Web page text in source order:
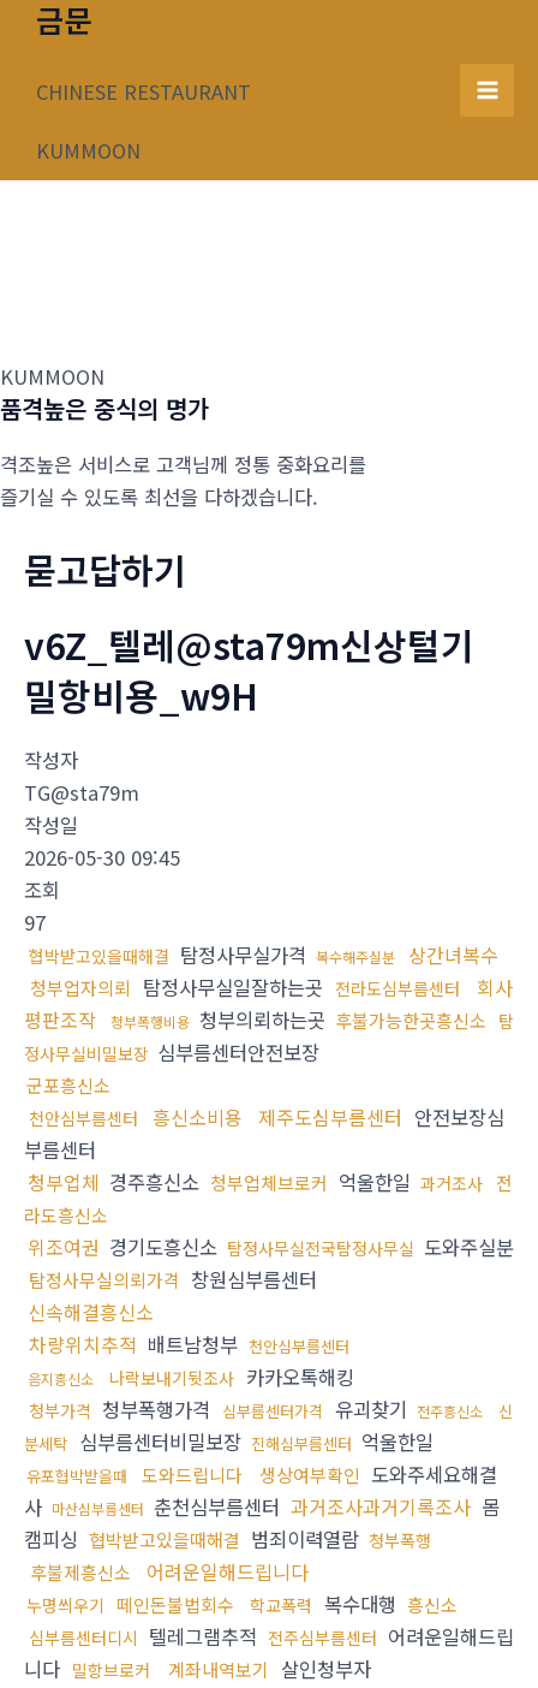
너
금문
CHINESE RESTAURANT
KUMMOON
Main
KUMMOON
품격높은 중식의 명가
격조높은 서비스로 고객님께 정통 중화요리를
즐기실 수 있도록 최선을 다하겠습니다.
묻고답하기
v6Z_텔레@sta79m신상털기
밀항비용_w9H
작성자
TG@sta79m
작성일
2026-05-30 09:45
조회
97
협박받고있을때해결 탐정사무실가격 복수해주실분 상간녀복수
청부업자의뢰 탐정사무실일잘하는곳 전라도심부름센터
회사
평판조작
청부폭행비용 청부의뢰하는곳 후불가능한곳흥신소 탐
정사무실비밀보장 심부름센터안전보장
군포흥신소
천안심부름센터 흥신소비용 제주도심부름센터 안전보장심
부름센터
청부업체 경주흥신소 청부업체브로커 억울한일 과거조사 전
라도흥신소
위조여권 경기도흥신소 탐정사무실전국탐정사무실 도와주실분
탐정사무실의뢰가격 창원심부름센터
신속해결흥신소
차량위치추적 배트남청부 천안심부름센터
음지흥신소 나락보내기뒷조사 카카오톡해킹
청부가격 청부폭행가격 심부름센터가격 유괴찾기 전주흥신소
신
분세탁 심부름센터비밀보장 진해심부름센터 억울한일
유포협박받을때 도와드립니다 생상여부확인 도와주세요해결
사 마산심부름센터 춘천심부름센터 과거조사과거기록조사 몸
캠피싱 협박받고있을때해결 범죄이력열람 청부폭행
후불제흥신소 어려운일해드립니다
누명씌우기 떼인돈불법회수 학교폭력 복수대행 흥신소
심부름센터디시 텔레그램추적 전주심부름센터 어려운일해드립
니다 밀항브로커 계좌내역보기 살인청부자